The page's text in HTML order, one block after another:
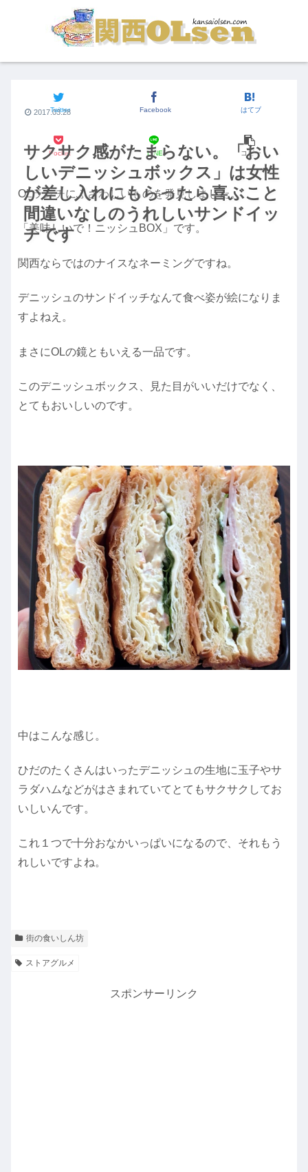
サクサク感がたまらない。「おい
しいデニッシュボックス」は女性
が差し入れにもらったら喜ぶこと
間違いなしのうれしいサンドイッ
チです
Twitter Facebook はてブ
Pocket LINE コピー
2017.03.28
OLランチにふさわしいものを発見しました。
「美味しいで！ニッシュBOX」です。
関西ならではのナイスなネーミングですね。
デニッシュのサンドイッチなんて食べ姿が絵になりま
すよねえ。
まさにOLの鏡ともいえる一品です。
このデニッシュボックス、見た目がいいだけでなく、
とてもおいしいのです。
中はこんな感じ。
ひだのたくさんはいったデニッシュの生地に玉子やサ
ラダハムなどがはさまれていてとてもサクサクしてお
いしいんです。
これ１つで十分おなかいっぱいになるので、それもう
れしいですよね。
街の食いしん坊
ストアグルメ
スポンサーリンク